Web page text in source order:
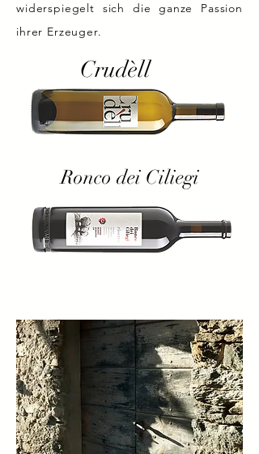
widerspiegelt sich die ganze Passion
ihrer Erzeuger.
Crudèll
Ronco dei Ciliegi